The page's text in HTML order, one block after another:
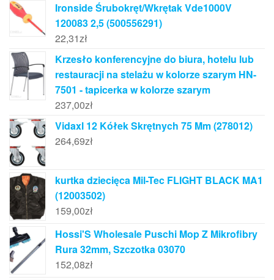
Ironside Śrubokręt/Wkrętak Vde1000V
120083 2,5 (500556291)
22,31zł
Krzesło konferencyjne do biura, hotelu lub
restauracji na stelażu w kolorze szarym HN-
7501 - tapicerka w kolorze szarym
237,00zł
Vidaxl 12 Kółek Skrętnych 75 Mm (278012)
264,69zł
kurtka dziecięca Mil-Tec FLIGHT BLACK MA1
(12003502)
159,00zł
Hossi'S Wholesale Puschi Mop Z Mikrofibry
Rura 32mm, Szczotka 03070
152,08zł